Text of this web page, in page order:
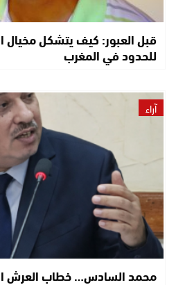
قبل العبور: كيف يتشكل مخيال
للحدود في المغرب
آراء
محمد السادس… خطاب العرش